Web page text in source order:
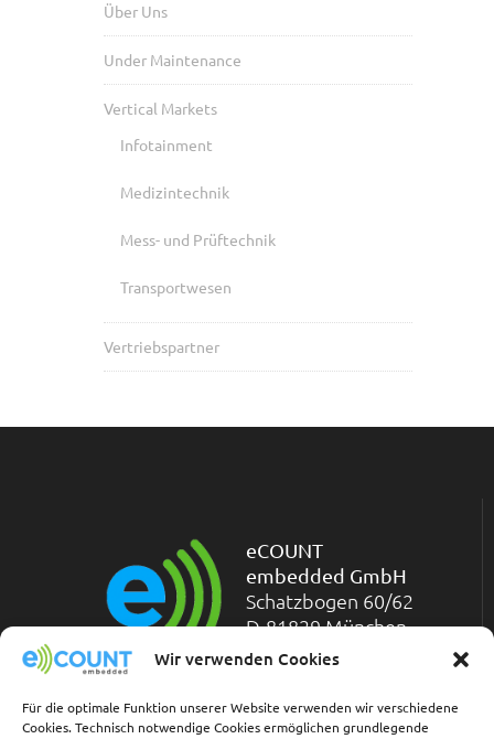
Wir verwenden Cookies
Für die optimale Funktion unserer Website verwenden wir verschiedene
Cookies. Technisch notwendige Cookies ermöglichen grundlegende
Über Uns
Under Maintenance
Vertical Markets
Infotainment
Medizintechnik
Mess- und Prüftechnik
Transportwesen
Vertriebspartner
eCOUNT
embedded GmbH
Schatzbogen 60/62
D-81829 München
Telefon: +49-(0)89-
Telefax: +49-(0)89-45 45 71-211